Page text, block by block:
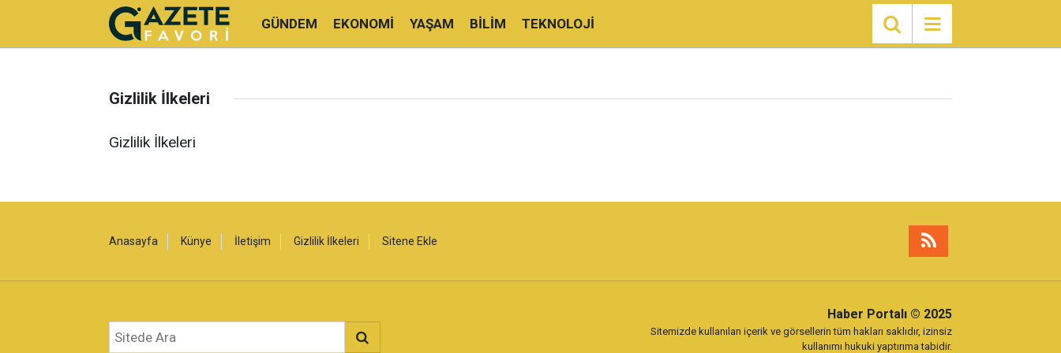
GÜNDEM EKONOMI YAŞAM BILIM TEKNOLOJI
Gizlilik İlkeleri
Gizlilik İlkeleri
Anasayfa Künye İletişim Gizlilik İlkeleri Sitene Ekle
Haber Portalı © 2025
Sitemizde kullanılan içerik ve görsellerin tüm hakları saklıdır, izinsiz
kullanımı hukuki yaptırıma tabidir.